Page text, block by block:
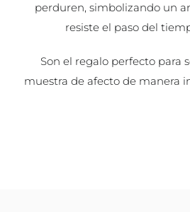
perduren, simbolizando un
resiste el paso del
Son el regalo perfecto para
muestra de afecto de manera